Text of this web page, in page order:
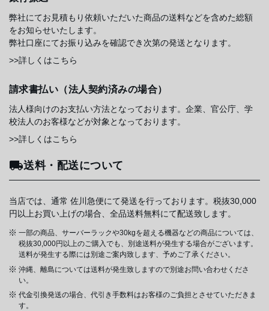
弊社にてお見積もり依頼いただいた商品の送料などを含めた総額
をお知らせいたします。
弊社口座にてお振り込みを確認でき次第の発送となります。
>>詳しくはこちら
請求書払い（法人契約済みの場合）
法人様向けのお支払い方法となっております。企業、官公庁、学
校法人のお客様などが対象となっております。
>>詳しくはこちら
送料・配送について
当店では、通常 佐川急便にて発送を行っております。税抜30,000
円以上お買い上げの場合、全品送料無料にて配送致します。
一部の商品、サーバーラックや30kgを超える機器などの商品については、
税抜30,000円以上のご購入でも、別途送料が発生する場合がございます。
送料が発生する際には別途ご案内致します、予めご了承ください。
沖縄、離島については送料が発生致しますので別途お問い合わせくださ
い。
代金引換発送の場合、代引き手数料はお客様のご負担とさせていただきま
す。